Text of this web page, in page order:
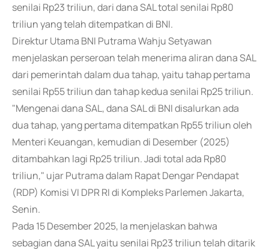
senilai Rp23 triliun, dari dana SAL total senilai Rp80
triliun yang telah ditempatkan di BNI.
Direktur Utama BNI Putrama Wahju Setyawan
menjelaskan perseroan telah menerima aliran dana SAL
dari pemerintah dalam dua tahap, yaitu tahap pertama
senilai Rp55 triliun dan tahap kedua senilai Rp25 triliun.
"Mengenai dana SAL, dana SAL di BNI disalurkan ada
dua tahap, yang pertama ditempatkan Rp55 triliun oleh
Menteri Keuangan, kemudian di Desember (2025)
ditambahkan lagi Rp25 triliun. Jadi total ada Rp80
triliun," ujar Putrama dalam Rapat Dengar Pendapat
(RDP) Komisi VI DPR RI di Kompleks Parlemen Jakarta,
Senin.
Pada 15 Desember 2025, Ia menjelaskan bahwa
sebagian dana SAL yaitu senilai Rp23 triliun telah ditarik